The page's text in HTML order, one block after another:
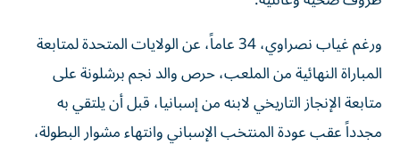
ورغم غياب نصراوي، 34 عاماً، عن الولايات المتحدة لمتابعة
المباراة النهائية من الملعب، حرص والد نجم برشلونة على
متابعة الإنجاز التاريخي لابنه من إسبانيا، قبل أن يلتقي به
مجدداً عقب عودة المنتخب الإسباني وانتهاء مشوار البطولة،